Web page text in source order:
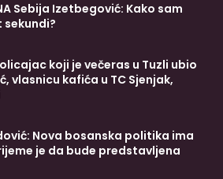
Sebija Izetbegović: Kako sam
sekundi?
koji je večeras u Tuzli ubio
vlasnicu kafića u TC Sjenjak,
Nova bosanska politika ima
je da bude predstavljena